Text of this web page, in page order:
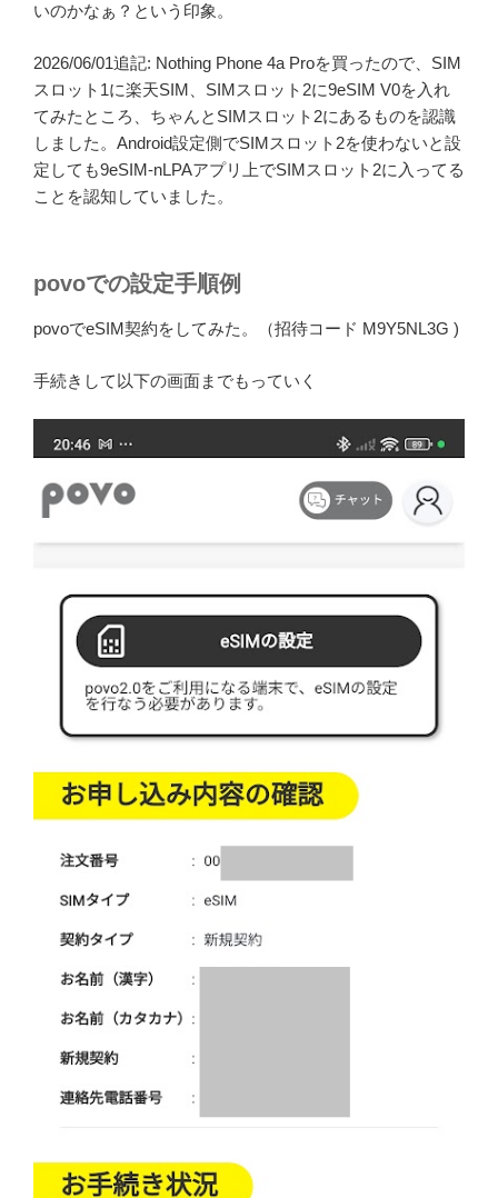
いのかなぁ？という印象。
2026/06/01追記: Nothing Phone 4a Proを買ったので、SIM
スロット1に楽天SIM、SIMスロット2に9eSIM V0を入れ
てみたところ、ちゃんとSIMスロット2にあるものを認識
しました。Android設定側でSIMスロット2を使わないと設
定しても9eSIM-nLPAアプリ上でSIMスロット2に入ってる
ことを認知していました。
povoでの設定手順例
povoでeSIM契約をしてみた。（招待コード M9Y5NL3G )
手続きして以下の画面までもっていく